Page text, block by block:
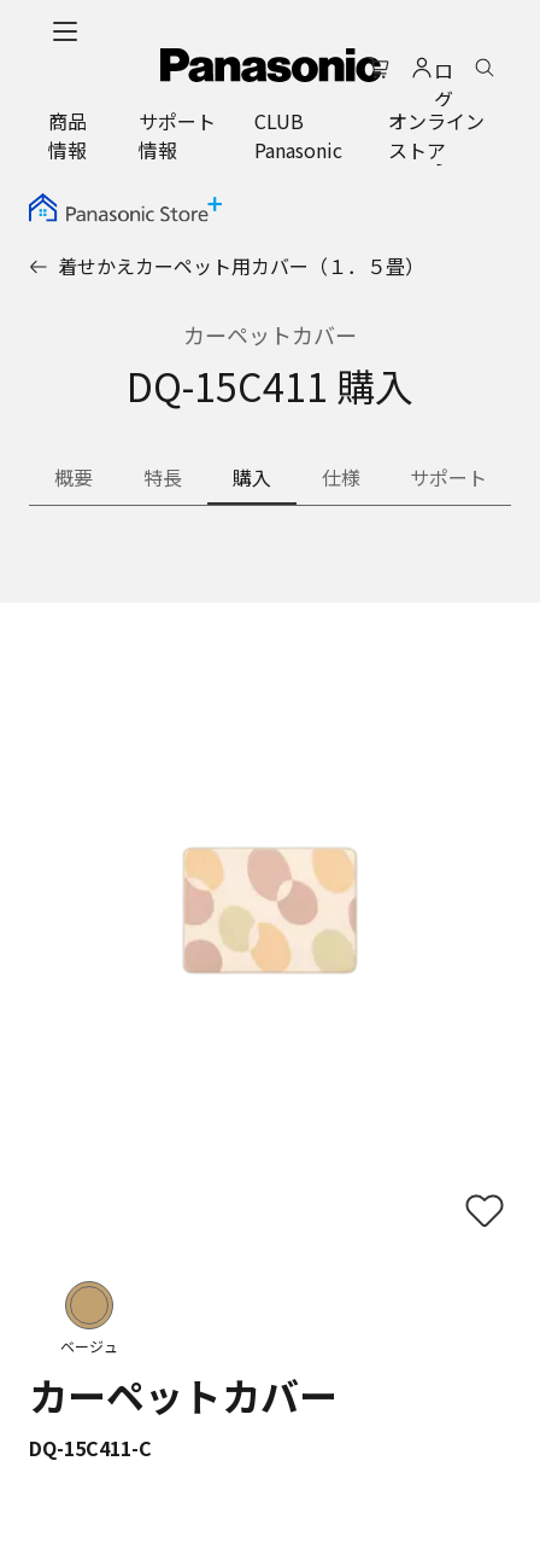
ロ
グ
イ
ン
商品
情報
サポート
情報
CLUB
Panasonic
オンライン
ストア
着せかえカーペット用カバー（１．５畳）
カーペットカバー
DQ-15C411 購入
概要 特長 購入 仕様 サポート
ベージュ
カーペットカバー
DQ-15C411-C